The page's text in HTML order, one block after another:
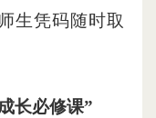
生凭码随时取
长必修课”